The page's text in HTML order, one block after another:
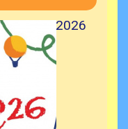
01.05.2026